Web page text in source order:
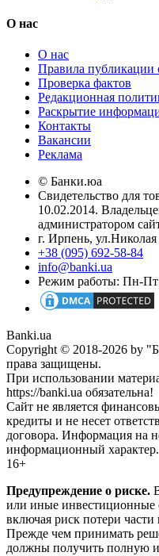
О нас
О нас
Правила публикации
Проверка фактов
Редакционная
Раскрытие
Контакты
Вакансии
Реклама
© Банки.юа
Свидетельство для
10.02.2014.
администратором
г. Ирпень,
+38 (095) 692-58-84
info@banki.ua
Режим работы: Пн-Пт
Banki.ua
Copyright © 2018-2026 by
права защищены.
При использовании
https://banki.ua обязательна!
Сайт не является
кредиты и не несет
договора. Информация на
информационный характер.
16+
Предупреждение о риске.
или иные инвестиционные
включая риск потери
Прежде чем принимать
должны получить полную